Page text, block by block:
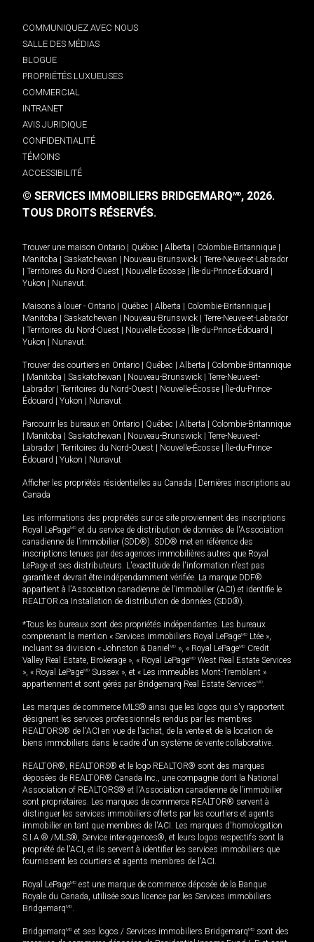
COMMUNIQUEZ AVEC NOUS
SALLE DES MÉDIAS
BLOGUE
PROPRIÉTÉS LUXUEUSES
COMMERCIAL
INTRANET
AVIS JURIDIQUE
CONFIDENTIALITÉ
TÉMOINS
ACCESSIBILITÉ
© SERVICES IMMOBILIERS BRIDGEMARQMD, 2026.
TOUS DROITS RÉSERVÉS.
Trouver une maison Ontario Québec Alberta Colombie-Britannique
Manitoba
Saskatchewan Nouveau-Brunswick
Terre-Neuve-et-Labrador
Territoires du Nord-Ouest Nouvelle-Écosse Île-du-Prince-Édouard
Yukon
Nunavut.
Maisons à louer - Ontario Québec Alberta Colombie-Britannique
Manitoba
Saskatchewan Nouveau-Brunswick
Terre-Neuve-et-Labrador
Territoires du Nord-Ouest Nouvelle-Écosse Île-du-Prince-Édouard
Yukon
Nunavut.
Trouver des courtiers en Ontario Québec Alberta
Colombie-Britannique
Manitoba Saskatchewan Nouveau-Brunswick
Terre-Neuve-et-
Labrador
Territoires du Nord-Ouest Nouvelle-Écosse
Île-du-Prince-
Édouard
Yukon Nunavut
Parcourir les bureaux en Ontario Québec Alberta
Colombie-Britannique
Manitoba Saskatchewan Nouveau-Brunswick
Terre-Neuve-et-
Labrador
Territoires du Nord-Ouest Nouvelle-Écosse
Île-du-Prince-
Édouard
Yukon Nunavut
Afficher les propriétés résidentielles au Canada
Dernières inscriptions au
Canada
Les informations des propriétés sur ce site proviennent des inscriptions
Royal LePageMD et du service de distribution de données de l'Association
canadienne de l’immobilier (SDD®). SDD® met en référence des
inscriptions tenues par des agences immobilières autres que Royal
LePage et ses distributeurs. L'exactitude de l'information n'est pas
garantie et devrait être indépendamment vérifiée. La marque DDF®
appartient à l'Association canadienne de l’immobilier (ACI) et identifie le
REALTOR.ca Installation de distribution de données (SDD®).
*Tous les bureaux sont des propriétés indépendantes. Les bureaux
comprenant la mention « Services immobiliers Royal LePageMD Ltée »,
incluant sa division « Johnston & Daniel MD », « Royal LePageMD Credit
Valley Real Estate, Brokerage », « Royal LePageMD West Real Estate Services
», « Royal LePageMD Sussex », et « Les immeubles Mont-Tremblant »
appartiennent et sont gérés par Bridgemarq Real Estate ServicesMD.
Les marques de commerce MLS® ainsi que les logos qui s'y rapportent
désignent les services professionnels rendus par les membres
REALTORS® de l'ACI en vue de l'achat, de la vente et de la location de
biens immobiliers dans le cadre d'un système de vente collaborative.
REALTOR®, REALTORS® et le logo REALTOR® sont des marques
déposées de REALTOR® Canada Inc., une compagnie dont la National
Association of REALTORS® et l'Association canadienne de l’immobilier
sont propriétaires. Les marques de commerce REALTOR® servent à
distinguer les services immobiliers offerts par les courtiers et agents
immobilier en tant que membres de l'ACI. Les marques d'homologation
S.I.A.® /MLS®, Service inter-agences®, et leurs logos respectifs sont la
propriété de l'ACI, et ils servent à identifier les services immobiliers que
fournissent les courtiers et agents membres de l'ACI.
Royal LePageMD est une marque de commerce déposée de la Banque
Royale du Canada, utilisée sous licence par les Services immobiliers
BridgemarqMD.
BridgemarqMD et ses logos / Services immobiliers BridgemarqMD sont des